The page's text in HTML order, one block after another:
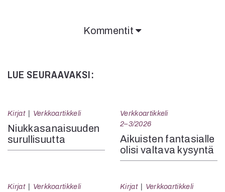
Kommentit
LUE SEURAAVAKSI:
Kirjat Verkkoartikkeli
Niukkasanaisuuden
surullisuutta
Verkkoartikkeli
2–3/2026
Aikuisten fantasialle
olisi valtava kysyntä
Kirjat
Verkkoartikkeli
Kirjat
Verkkoartikkeli